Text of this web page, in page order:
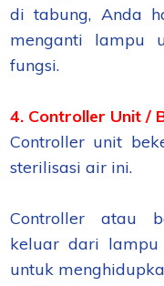
di tabung, Anda
menganti lampu
fungsi.
4. Controller Unit /
Controller unit
sterilisasi air ini.
Controller atau
keluar dari lampu
untuk